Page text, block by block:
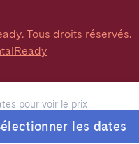
pour voir le prix
les dates
. Tous droits réservés.